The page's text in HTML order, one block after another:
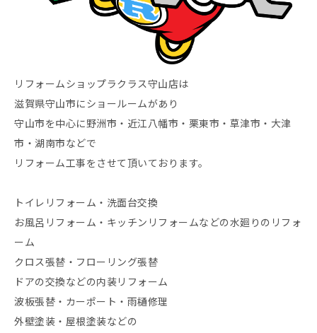
リフォームショップラクラス守山店は
滋賀県守山市にショールームがあり
守山市を中心に野洲市・近江八幡市・栗東市・草津市・大津
市・湖南市などで
リフォーム工事をさせて頂いております。
トイレリフォーム・洗面台交換
お風呂リフォーム・キッチンリフォームなどの水廻りのリフォ
ーム
クロス張替・フローリング張替
ドアの交換などの内装リフォーム
波板張替・カーポート・雨樋修理
外壁塗装・屋根塗装などの